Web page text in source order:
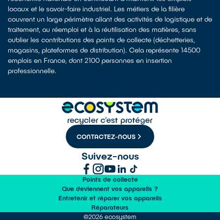
locaux et le savoir-faire industriel. Les métiers de la filière
couvrent un large périmètre allant des activités de logistique et de
traitement, au réemploi et à la réutilisation des matières, sans
oublier les contributions des points de collecte (déchetteries,
magasins, plateformes de distribution). Cela représente 14500
emplois en France, dont 2100 personnes en insertion
professionnelle.
CONTACTEZ-NOUS
Suivez-nous
Points de collecte
Que deviennent vos appareils ?
Entretenir et réparer vos appareils
Réparateurs
©2026 ecosystem